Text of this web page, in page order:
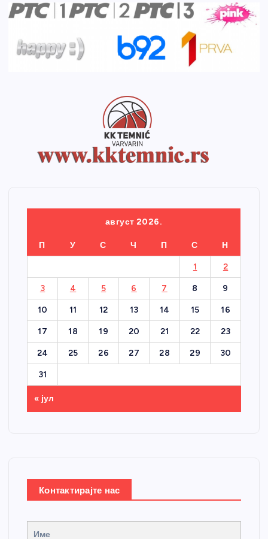
август 2026.
П У С Ч П С Н
1 2
3 4 5 6 7 8 9
10 11 12 13 14 15 16
17 18 19 20 21 22 23
24 25 26 27 28 29 30
31
« јул
Контактирајте нас
Име